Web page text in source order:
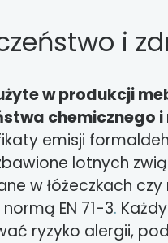
i
w produkcji
chemicznego
emisji
lotnych
w łóżeczkach
EN 71-3.
ryzyko alergii,